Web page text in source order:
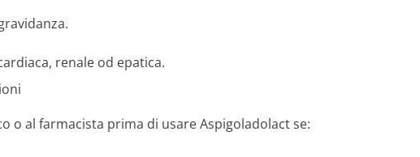
renale od epatica.
o al farmacista prima di usare Aspigoladolact se: